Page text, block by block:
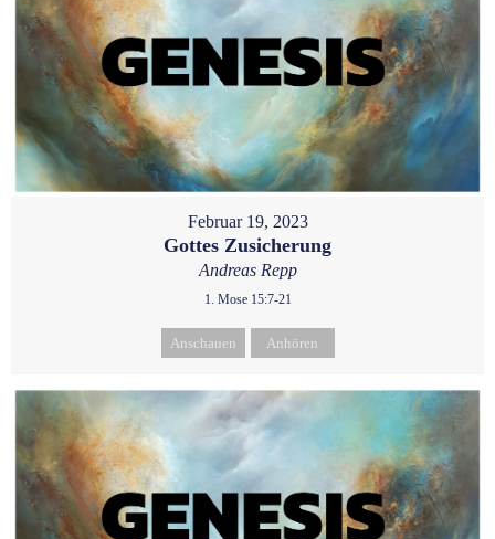
Februar 19, 2023
Gottes Zusicherung
Andreas Repp
1. Mose 15:7-21
Anschauen Anhören